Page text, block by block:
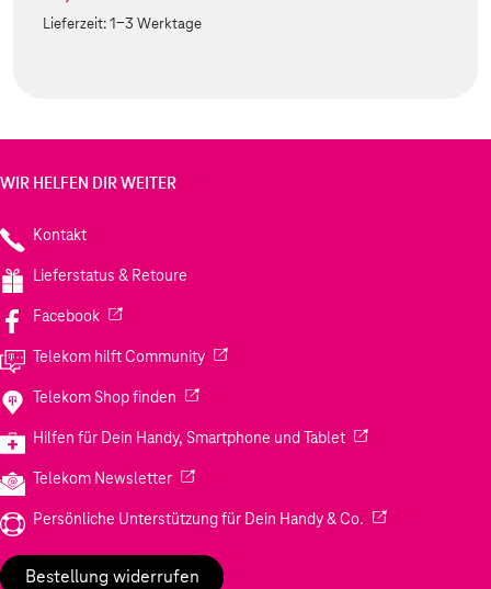
Lieferzeit:1-3 Werktage
WIR HELFEN DIR WEITER
Kontakt
Lieferstatus & Retoure
Facebook(Wird in einem neuen Tab geöffnet)
Telekom hilft Community(Wird in einem neuen Tab geöffnet)
Telekom Shop finden (Wird in einem neuen Tab geöffnet)
Hilfen für Dein Handy, Smartphone und Tablet(Wird in einem
Telekom Newsletter(Wird in einem neuen Tab geöffnet)
Persönliche Unterstützung für Dein Handy & Co. (Wird in einem
Bestellung widerrufen